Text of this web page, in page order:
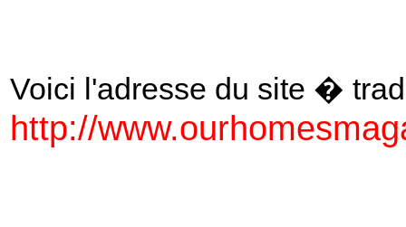
Voici l'adresse du site �
http://